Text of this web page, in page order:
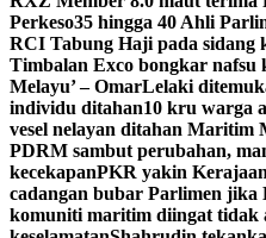
Perkeso35 hingga 40 Ahli
RCI Tabung Haji pada sidang
Timbalan Exco bongkar nafsu
Melayu’ – OmarLelaki
individu ditahan10 kru warga
vesel nelayan ditahan Maritim
PDRM sambut perubahan,
kecekapanPKR yakin
cadangan bubar Parlimen jika
komuniti maritim diingat tidak